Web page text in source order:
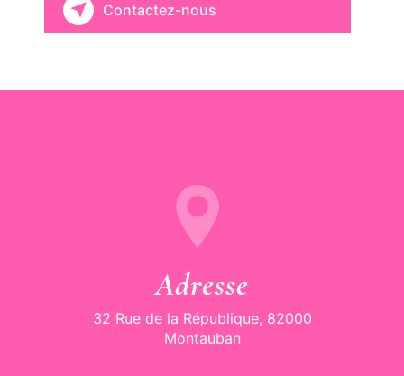
Contactez-nous
Adresse
32 Rue de la République, 82000
Montauban